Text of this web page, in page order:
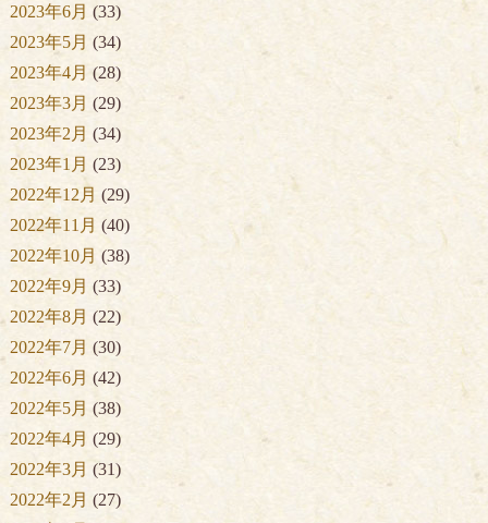
2023年6月 (33)
2023年5月 (34)
2023年4月 (28)
2023年3月 (29)
2023年2月 (34)
2023年1月 (23)
2022年12月 (29)
2022年11月 (40)
2022年10月 (38)
2022年9月 (33)
2022年8月 (22)
2022年7月 (30)
2022年6月 (42)
2022年5月 (38)
2022年4月 (29)
2022年3月 (31)
2022年2月 (27)